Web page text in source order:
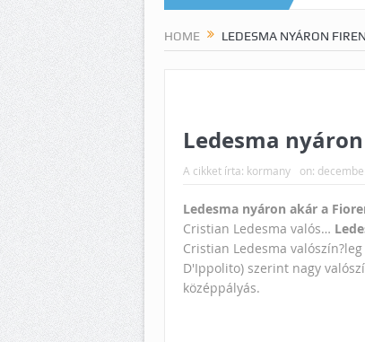
HOME LEDESMA NYÁRON
Ledesma
A cikket írta: kormany on:
Ledesma nyáron akár a
Cristian Ledesma valós…
Cristian Ledesma
D'Ippolito) szerint nagy
középpályás.